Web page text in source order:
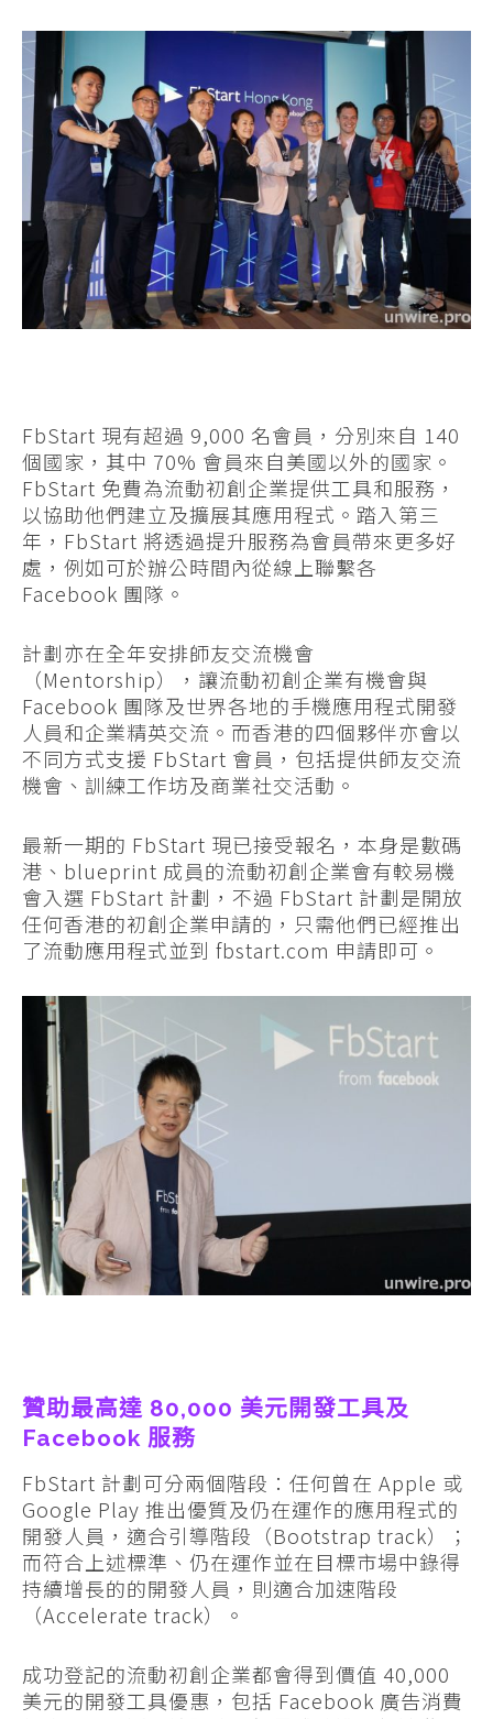
FbStart 現有超過 9,000 名會員，分別來自 140
個國家，其中 70% 會員來自美國以外的國家。
FbStart 免費為流動初創企業提供工具和服務，
以協助他們建立及擴展其應用程式。踏入第三
年，FbStart 將透過提升服務為會員帶來更多好
處，例如可於辦公時間內從線上聯繫各
Facebook 團隊。
計劃亦在全年安排師友交流機會
（Mentorship），讓流動初創企業有機會與
Facebook 團隊及世界各地的手機應用程式開發
人員和企業精英交流。而香港的四個夥伴亦會以
不同方式支援 FbStart 會員，包括提供師友交流
機會、訓練工作坊及商業社交活動。
最新一期的 FbStart 現已接受報名，本身是數碼
港、blueprint 成員的流動初創企業會有較易機
會入選 FbStart 計劃，不過 FbStart 計劃是開放
任何香港的初創企業申請的，只需他們已經推出
了流動應用程式並到 fbstart.com 申請即可。
贊助最高達 80,000 美元開發工具及
Facebook 服務
FbStart 計劃可分兩個階段：任何曾在 Apple 或
Google Play 推出優質及仍在運作的應用程式的
開發人員，適合引導階段（Bootstrap track）；
而符合上述標準、仍在運作並在目標市場中錄得
持續增長的的開發人員，則適合加速階段
（Accelerate track）。
成功登記的流動初創企業都會得到價值 40,000
美元的開發工具優惠，包括 Facebook 廣告消費